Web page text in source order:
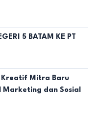
5 BATAM KE PT
Kreatif Mitra Baru
Marketing dan Sosial